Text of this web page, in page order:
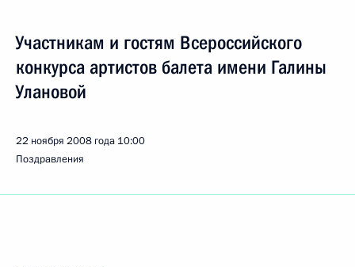
Участникам и гостям Всероссийского
конкурса артистов балета имени Галины
Улановой
22 ноября 2008 года 10:00
Поздравления